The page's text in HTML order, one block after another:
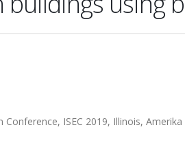
ISEC 2019, Illinois,